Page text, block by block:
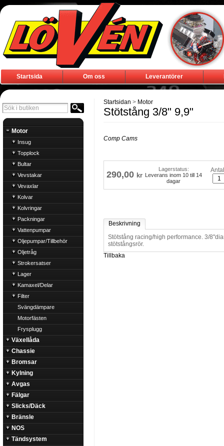
Startsida Om oss Leverantörer
Motor
Insug
Topplock
Bultar
Vevstakar
Vevaxlar
Kolvar
Kolvringar
Packningar
Vattenpumpar
Oljepumpar/Tillbehör
Oljetråg
Strokersatser
Lager
Kamaxel/Delar
Filter
Svängdämpare
Motorfästen
Frysplugg
Växellåda
Chassie
Bromsar
Kylning
Avgas
Fälgar
Slicks/Däck
Bränsle
NOS
Tändsystem
Startsidan > Motor
Stötstång 3/8" 9,9"
Comp Cams
290,00 kr
Lagerstatus:
Leverans inom 10 till 14
dagar
Beskrivning
Stötstång racing/high performance. 3/
stötstångsrör.
Tillbaka